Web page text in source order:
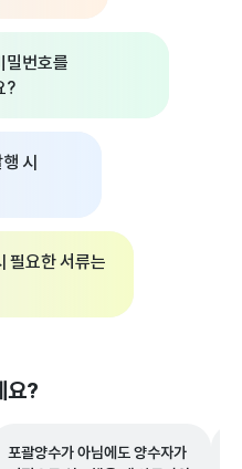
밀번호를
?
시
필요한 서류는
요?
포괄양수가 아님에도 양수자가